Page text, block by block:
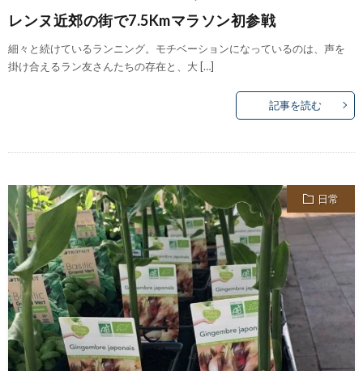
レンヌ近郊の街で7.5Kmマラソン初参戦
細々と続けているランニング。モチベーションになっているのは、声を
掛け合えるラン友さんたちの存在と、大 […]
記事を読む
日常